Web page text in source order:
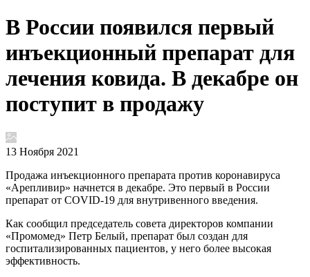
В России появился первый
инъекционный препарат для
лечения ковида. В декабре он
поступит в продажу
13 Ноября 2021
Продажа инъекционного препарата против коронавируса
«Арепливир» начнется в декабре. Это первый в России
препарат от COVID-19 для внутривенного введения.
Как сообщил председатель совета директоров компании
«Промомед» Петр Белый, препарат был создан для
госпитализированных пациентов, у него более высокая
эффективность.